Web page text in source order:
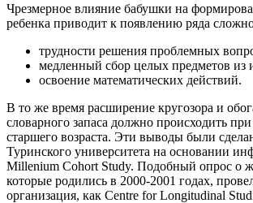
Чрезмерное влияние бабушки на
ребенка приводит к появлению ряда
трудности решения проблемных
медленный сбор целых предметов из
освоение математических действий.
В то же время расширение кругозора и
словарного запаса должно происходить
старшего возраста. Эти выводы были
Туринского университета на основании
Millenium Cohort Study. Подобный опрос о
которые родились в 2000-2001 годах,
организация, как Centre for Longitudinal